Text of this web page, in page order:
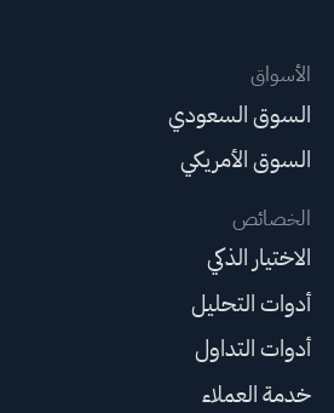
الأسواق
السوق السعودي
السوق الأمريكي
الخصائص
الاختيار الذكي
أدوات التحليل
أدوات التداول
خدمة العملاء